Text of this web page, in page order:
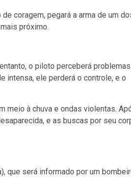
coragem, pegará a arma de um
próximo.
o piloto perceberá
intensa, ele perderá o controle, e o
meio à chuva e ondas violentas.
e as buscas por seu
que será informado por um